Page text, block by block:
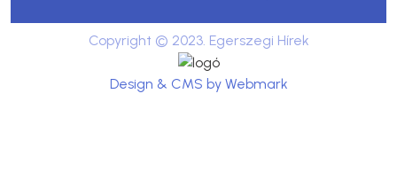
Copyright © 2023. Egerszegi Hírek
Design & CMS by Webmark